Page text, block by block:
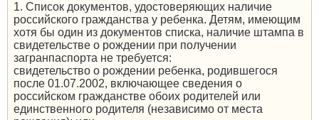
1. Список документов, удостоверяющих наличие
российского гражданства у ребенка. Детям, имеющим
хотя бы один из документов списка, наличие штампа в
свидетельстве о рождении при получении
загранпаспорта не требуется:
свидетельство о рождении ребенка, родившегося
после 01.07.2002, включающее сведения о
российском гражданстве обоих родителей или
единственного родителя (независимо от места